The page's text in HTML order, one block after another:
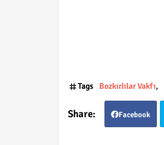
Tags Bozkırlılar Vakfı
Facebook